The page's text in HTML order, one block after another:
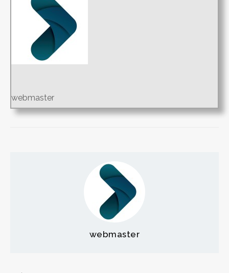
webmaster
webmaster